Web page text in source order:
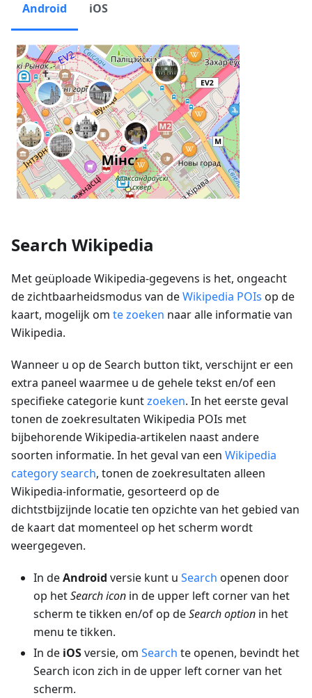
Android iOS
Search Wikipedia
Met geüploade Wikipedia-gegevens is het, ongeacht
de zichtbaarheidsmodus van deWikipedia POIs op de
kaart, mogelijk om te zoeken naar alle informatie van
Wikipedia.
Wanneer u op de Search button tikt, verschijnt er een
extra paneel waarmee u de gehele tekst en/of een
specifieke categorie kuntzoeken. In het eerste geval
tonen de zoekresultaten Wikipedia POIs met
bijbehorende Wikipedia-artikelen naast andere
soorten informatie. In het geval van een Wikipedia
category search, tonen de zoekresultaten alleen
Wikipedia-informatie, gesorteerd op de
dichtstbijzijnde locatie ten opzichte van het gebied van
de kaart dat momenteel op het scherm wordt
weergegeven.
In deAndroid versie kunt u Search openen door
op hetSearch icon in de upper left corner van het
scherm te tikken en/of op deSearch option in het
menu te tikken.
In de iOSversie, om Search te openen, bevindt het
Search icon zich in de upper left corner van het
scherm.